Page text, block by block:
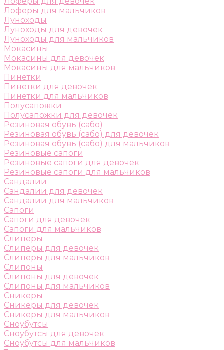
Лоферы для мальчиков
Луноходы
Луноходы для девочек
Луноходы для мальчиков
Мокасины
Мокасины для девочек
Мокасины для мальчиков
Пинетки
Пинетки для девочек
Пинетки для мальчиков
Полусапожки
Полусапожки для девочек
Резиновая обувь (сабо)
Резиновая обувь (сабо) для девочек
Резиновая обувь (сабо) для мальчиков
Резиновые сапоги
Резиновые сапоги для девочек
Резиновые сапоги для мальчиков
Сандалии
Сандалии для девочек
Сандалии для мальчиков
Сапоги
Сапоги для девочек
Сапоги для мальчиков
Слиперы
Слиперы для девочек
Слиперы для мальчиков
Слипоны
Слипоны для девочек
Слипоны для мальчиков
Сникеры
Сникеры для девочек
Сникеры для мальчиков
Сноубутсы
Сноубутсы для девочек
Сноубутсы для мальчиков